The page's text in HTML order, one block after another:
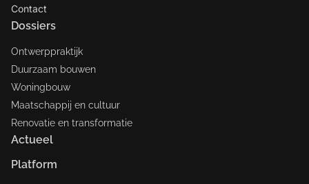
Contact
Dossiers
Ontwerppraktijk
Duurzaam bouwen
Woningbouw
Maatschappij en cultuur
Renovatie en transformatie
Actueel
Platform